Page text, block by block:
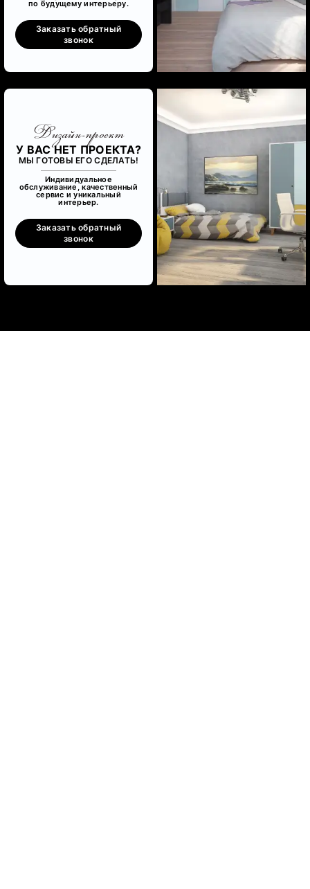
по будущему интерьеру.
Заказать обратный
звонок
Дизайн-проект
У ВАС НЕТ ПРОЕКТА?
МЫ ГОТОВЫ ЕГО СДЕЛАТЬ!
Индивидуальное
обслуживание, качественный
сервис и уникальный
интерьер.
Заказать обратный
звонок